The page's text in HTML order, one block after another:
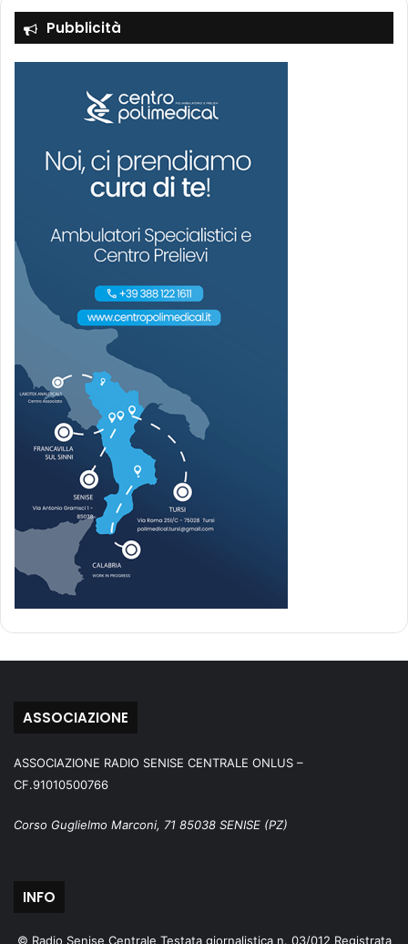
Pubblicità
ASSOCIAZIONE
ASSOCIAZIONE RADIO SENISE CENTRALE ONLUS –
CF.91010500766
Corso Guglielmo Marconi, 71 85038 SENISE (PZ)
INFO
© Radio Senise Centrale Testata giornalistica n. 03/012 Registrata